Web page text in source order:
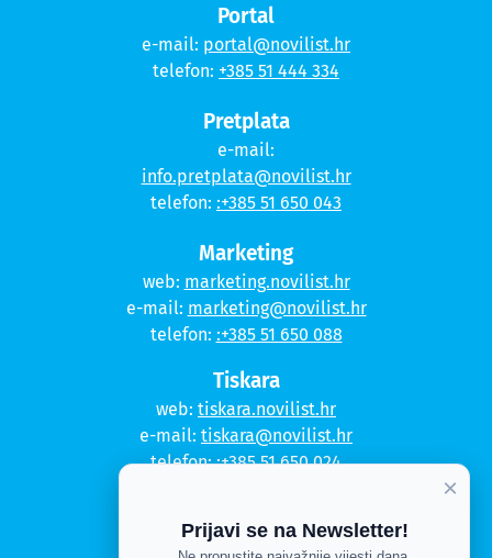
Portal
e-mail: portal@novilist.hr
telefon: +385 51 444 334
Pretplata
e-mail:
info.pretplata@novilist.hr
telefon: :+385 51 650 043
Marketing
web: marketing.novilist.hr
e-mail: marketing@novilist.hr
telefon: :+385 51 650 088
Tiskara
web: tiskara.novilist.hr
e-mail: tiskara@novilist.hr
telefon::+385 51 650 024
×
Prijavi se na Newsletter!